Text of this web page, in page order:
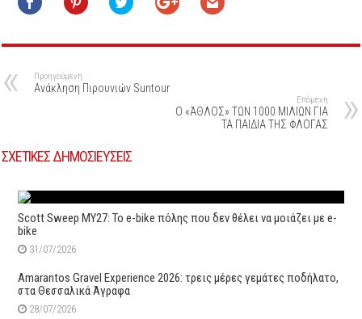
Προηγούμενη
Ανάκληση Πιρουνιών Suntour
Επόμενη
Ο «ΆΘΛΟΣ» ΤΩΝ 1000 ΜΙΛΙΩΝ ΓΙΑ
ΤΑ ΠΑΙΔΙΑ ΤΗΣ ΦΛΟΓΑΣ
ΣΧΕΤΙΚΕΣ ΔΗΜΟΣΙΕΥΣΕΙΣ
Scott Sweep MY27: Το e-bike πόλης που δεν θέλει να μοιάζει με e-
bike
31/07/2026
Amarantos Gravel Experience 2026: τρεις μέρες γεμάτες ποδήλατο,
στα Θεσσαλικά Άγραφα
28/07/2026